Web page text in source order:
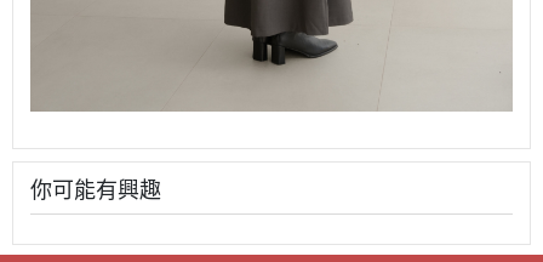
你可能有興趣